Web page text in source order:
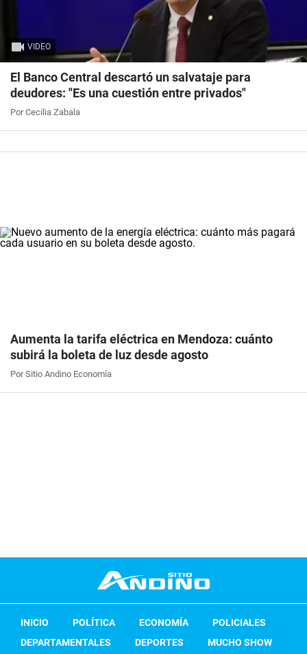
VIDEO
El Banco Central descartó un salvataje para
deudores: "Es una cuestión entre privados"
Por Cecilia Zabala
Aumenta la tarifa eléctrica en Mendoza: cuánto
subirá la boleta de luz desde agosto
Por Sitio Andino Economía
INICIO POLÍTICA ECONOMÍA
POLICIALES
DEPARTAMENTALES
DEPORTES MUCHO SHOW